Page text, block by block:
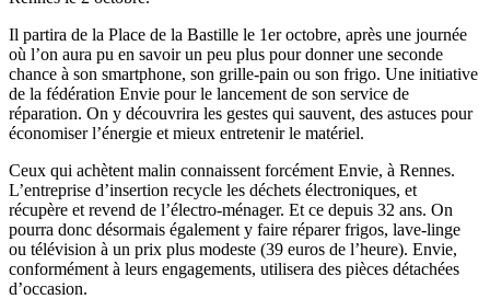
Il partira de la Place de la Bastille le 1er octobre, après une journée
où l’on aura pu en savoir un peu plus pour donner une seconde
chance à son smartphone, son grille-pain ou son frigo. Une initiative
de la fédération Envie pour le lancement de son service de
réparation. On y découvrira les gestes qui sauvent, des astuces pour
économiser l’énergie et mieux entretenir le matériel.
Ceux qui achètent malin connaissent forcément Envie, à Rennes.
L’entreprise d’insertion recycle les déchets électroniques, et
récupère et revend de l’électro-ménager. Et ce depuis 32 ans. On
pourra donc désormais également y faire réparer frigos, lave-linge
ou télévision à un prix plus modeste (39 euros de l’heure). Envie,
conformément à leurs engagements, utilisera des pièces détachées
d’occasion.